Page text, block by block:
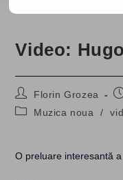
Video:
Post
author:
Florin Grozea
PostMuzica noua /
O preluare interesantă